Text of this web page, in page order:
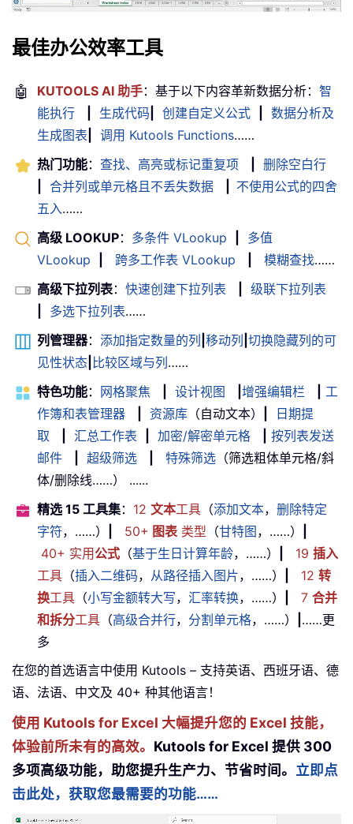
最佳办公效率工具
🤖 KUTOOLS AI 助手：基于以下内容革新数据分析： 智
能执行
生成代码 创建自定义公式
数据分析及
生成图表
调用 Kutools Functions……
热门功能： 查找、高亮或标记重复项
删除空白行
合并列或单元格且不丢失数据
不使用公式的四舍
五入……
高级 LOOKUP： 多条件 VLookup
多值
VLookup
跨多工作表 VLookup 模糊查找……
高级下拉列表： 快速创建下拉列表
级联下拉列表
多选下拉列表……
列管理器： 添加指定数量的列 移动列 切换隐藏列的可
见性状态 比较区域与列 ……
特色功能： 网格聚焦 设计视图 增强编辑栏
工
作簿和表管理器
资源库 （自动文本）
日期提
取
汇总工作表 加密/解密单元格
按列表发送
邮件
超级筛选 特殊筛选 （筛选粗体单元格/斜
体/删除线……） ......
精选 15 工具集： 12 文本工具 （添加文本， 删除特定
字符，……） 50+ 图表类型 （甘特图 ，……）
40+ 实用公式 （基于生日计算年龄，……） 19 插入
工具 （插入二维码， 从路径插入图片，……） 12 转
换工具 （小写金额转大写， 汇率转换，……） 7 合并
和拆分工具 （高级合并行， 分割单元格，……）
……更
多
在您的首选语言中使用 Kutools – 支持英语、西班牙语、德
语、法语、中文及 40+ 种其他语言！
使用 Kutools for Excel 大幅提升您的 Excel 技能，
体验前所未有的高效。 Kutools for Excel 提供 300
多项高级功能，助您提升生产力、节省时间。 立即点
击此处，获取您最需要的功能……